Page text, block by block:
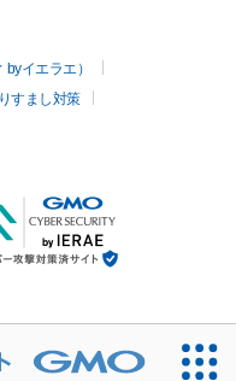
イエラエ）
すまし対策